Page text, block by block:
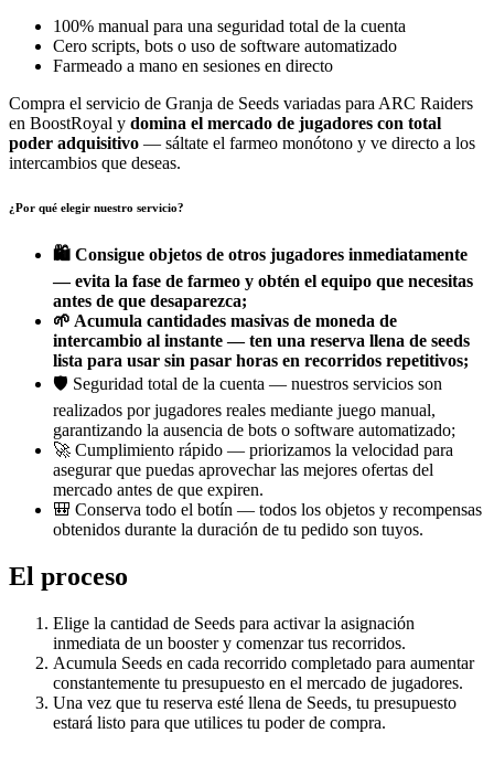
100% manual para una seguridad total de la cuenta
Cero scripts, bots o uso de software automatizado
Farmeado a mano en sesiones en directo
Compra el servicio de Granja de Seeds variadas para ARC Raiders
en BoostRoyal y domina el mercado de jugadores con total
poder adquisitivo — sáltate el farmeo monótono y ve directo a los
intercambios que deseas.
¿Por qué elegir nuestro servicio?
🛍️ Consigue objetos de otros jugadores inmediatamente
— evita la fase de farmeo y obtén el equipo que necesitas
antes de que desaparezca;
🌱 Acumula cantidades masivas de moneda de
intercambio al instante — ten una reserva llena de seeds
lista para usar sin pasar horas en recorridos repetitivos;
🛡️ Seguridad total de la cuenta — nuestros servicios son
realizados por jugadores reales mediante juego manual,
garantizando la ausencia de bots o software automatizado;
🚀 Cumplimiento rápido — priorizamos la velocidad para
asegurar que puedas aprovechar las mejores ofertas del
mercado antes de que expiren.
🎒 Conserva todo el botín — todos los objetos y recompensas
obtenidos durante la duración de tu pedido son tuyos.
El proceso
Elige la cantidad de Seeds para activar la asignación
inmediata de un booster y comenzar tus recorridos.
Acumula Seeds en cada recorrido completado para aumentar
constantemente tu presupuesto en el mercado de jugadores.
Una vez que tu reserva esté llena de Seeds, tu presupuesto
estará listo para que utilices tu poder de compra.